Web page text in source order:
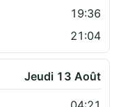
19:36
21:04
Jeudi 13 Août